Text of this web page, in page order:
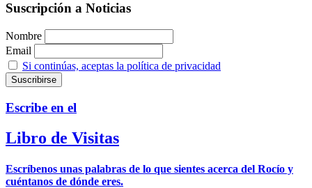
Suscripción a Noticias
Nombre
Email
Si continúas, aceptas la política de privacidad
Escribe en el
Libro de Visitas
Escríbenos unas palabras de lo que sientes acerca del Rocío y
cuéntanos de dónde eres.